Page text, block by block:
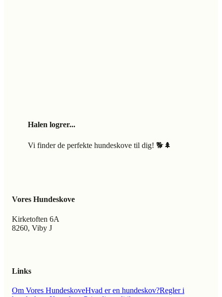
Halen logrer...
Vi finder de perfekte hundeskove til dig! 🐕🌲
Vores Hundeskove
Kirketoften 6A
8260, Viby J
Links
Om Vores HundeskoveHvad er en hundeskov?Regler i